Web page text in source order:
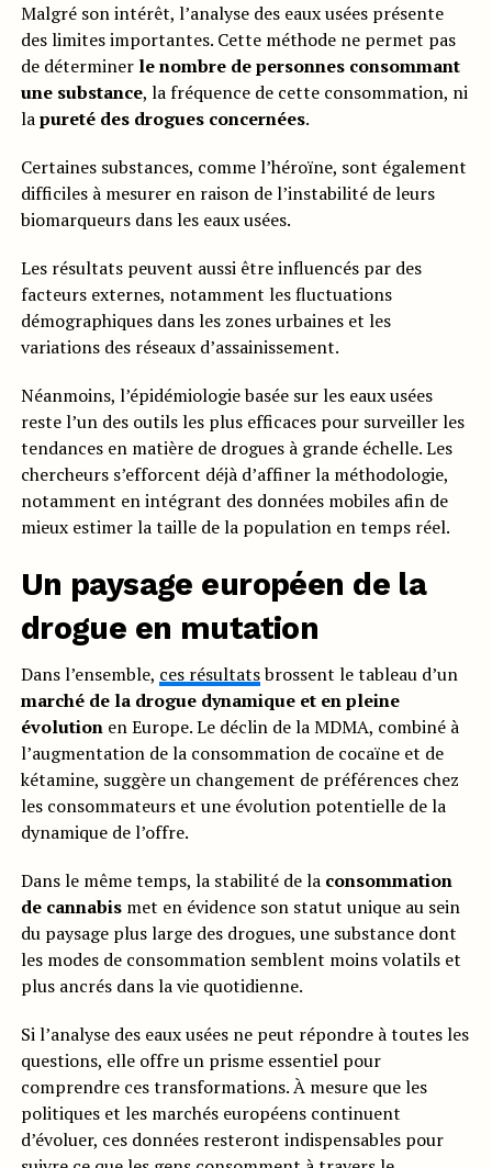
Malgré son intérêt, l’analyse des eaux usées présente
des limites importantes. Cette méthode ne permet pas
de déterminer le nombre de personnes consommant
une substance, la fréquence de cette consommation, ni
lapureté des drogues concernées.
Certaines substances, comme l’héroïne, sont également
difficiles à mesurer en raison de l’instabilité de leurs
biomarqueurs dans les eaux usées.
Les résultats peuvent aussi être influencés par des
facteurs externes, notamment les fluctuations
démographiques dans les zones urbaines et les
variations des réseaux d’assainissement.
Néanmoins, l’épidémiologie basée sur les eaux usées
reste l’un des outils les plus efficaces pour surveiller les
tendances en matière de drogues à grande échelle. Les
chercheurs s’efforcent déjà d’affiner la méthodologie,
notamment en intégrant des données mobiles afin de
mieux estimer la taille de la population en temps réel.
Un paysage européen de la
drogue en mutation
Dans l’ensemble, ces résultatsbrossent le tableau d’un
marché de la drogue dynamique et en pleine
évolutionen Europe. Le déclin de la MDMA, combiné à
l’augmentation de la consommation de cocaïne et de
kétamine, suggère un changement de préférences chez
les consommateurs et une évolution potentielle de la
dynamique de l’offre.
Dans le même temps, la stabilité de la consommation
de cannabismet en évidence son statut unique au sein
du paysage plus large des drogues, une substance dont
les modes de consommation semblent moins volatils et
plus ancrés dans la vie quotidienne.
Si l’analyse des eaux usées ne peut répondre à toutes les
questions, elle offre un prisme essentiel pour
comprendre ces transformations. À mesure que les
politiques et les marchés européens continuent
d’évoluer, ces données resteront indispensables pour